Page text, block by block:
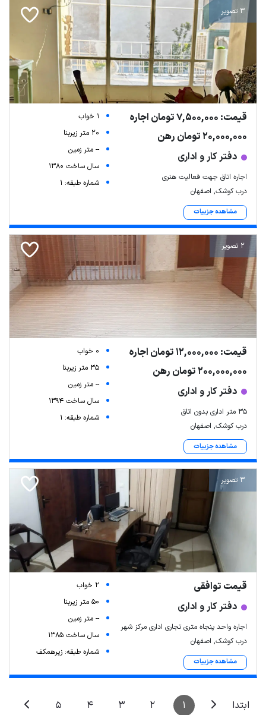
| Map data ©ariamarz.com
3 تصویر
قیمت: 7,500,000 تومان اجاره
20,000,000 تومان رهن
دفتر کار و اداری
اجاره اتاق جهت فعالیت هنری
درب کوشک, اصفهان
مشاهده جزییات
1 خواب
20 متر زیربنا
-- متر زمین
سال ساخت 1380
شماره طبقه: 1
2 تصویر
قیمت: 12,000,000 تومان اجاره
200,000,000 تومان رهن
دفتر کار و اداری
۳۵ متر اداری بدون اتاق
درب کوشک, اصفهان
مشاهده جزییات
0 خواب
35 متر زیربنا
-- متر زمین
سال ساخت 1394
شماره طبقه: 1
3 تصویر
قیمت توافقی
دفتر کار و اداری
اجاره واحد پنجاه متری تجاری اداری مرکز شهر
درب کوشک, اصفهان
مشاهده جزییات
2 خواب
50 متر زیربنا
-- متر زمین
سال ساخت 1385
شماره طبقه: زیرهمکف
ابتدا 1
2
3
4
5